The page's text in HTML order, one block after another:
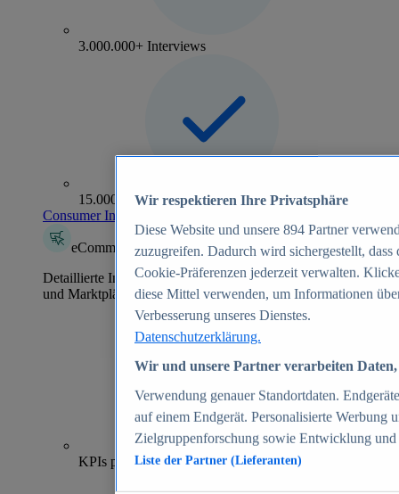
3.000.000+ Interviews
15.000+ Marken
Consumer Insights entdecken
eCommerce Insights
Detaillierte Informationen zu mehr als 39.000 Online-Shops
und Marktplätzen
70+
KPIs pro Shop
Wir respektieren Ihre Privatsphäre
Diese Website und unsere 894 Partner
zuzugreifen. Dadurch wird sichergestellt,
Cookie-Präferenzen jederzeit verwalten.
diese Mittel verwenden, um Informationen
Verbesserung unseres Dienstes.
Datenschutzerklärung.
Wir und unsere Partner verarbeiten
Verwendung genauer Standortdaten.
auf einem Endgerät. Personalisierte Werbung
Zielgruppenforschung sowie Entwicklung
Liste der Partner (Lieferanten)